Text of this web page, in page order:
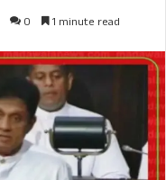
0 1 minute read